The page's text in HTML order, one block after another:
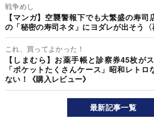
戦争めし
【マンガ】空襲警報下でも大繁盛の寿司
の「秘密の寿司ネタ」にヨダレが出そう〈
これ、買ってよかった！
【しまむら】お薬手帳と診察券45枚が
「ポケットたくさんケース」昭和レトロ
ない！《購入レビュー》
最新記事一覧